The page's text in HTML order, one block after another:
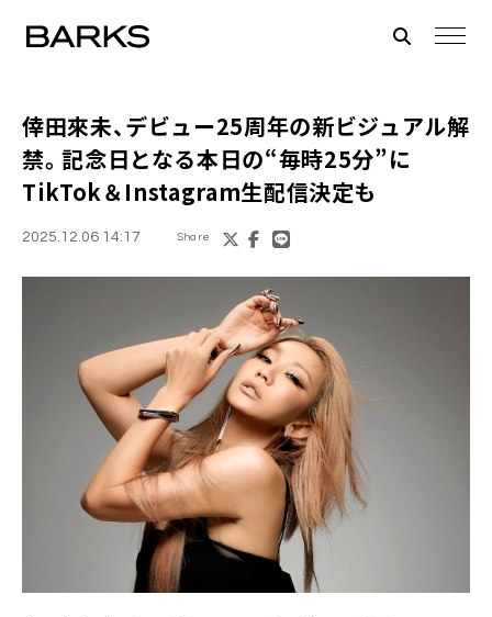
倖田來未、デビュー25周年の新ビジュアル解
禁。記念日となる本日の“毎時25分”に
TikTok＆Instagram生配信決定も
2025.12.06 14:17 Share